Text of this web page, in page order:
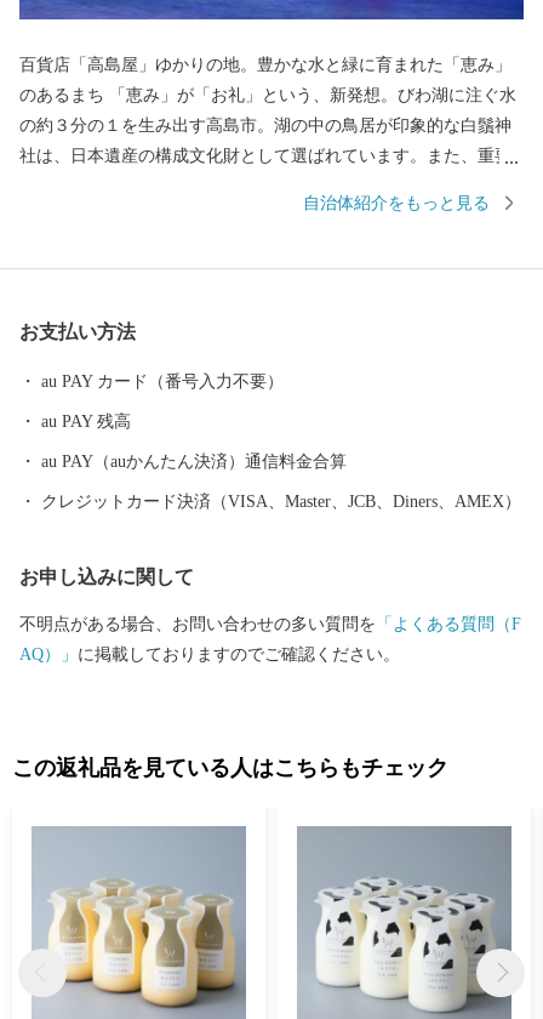
百貨店「高島屋」ゆかりの地。豊かな水と緑に育まれた「恵み」
のあるまち 「恵み」が「お礼」という、新発想。びわ湖に注ぐ水
の約３分の１を生み出す高島市。湖の中の鳥居が印象的な白鬚神
社は、日本遺産の構成文化財として選ばれています。また、重要
百選に１５ヶ所が選ばれるなど、豊かな水と自然あふれるまちで
自治体紹介をもっと見る
お支払い方法
au PAY カード（番号入力不要）
au PAY 残高
au PAY（auかんたん決済）通信料金合算
クレジットカード決済（VISA、Master、JCB、Diners、AMEX）
お申し込みに関して
不明点がある場合、お問い合わせの多い質問を 「よくある質問（F
AQ）」 に掲載しておりますのでご確認ください。
この返礼品を見ている人はこちらもチェック